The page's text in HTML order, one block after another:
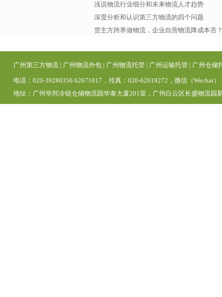
浅说物流行业细分和未来物流人才趋势
深度分析和认识第三方物流的四个问题
货主方跨界做物流，企业自营物流降成本否
广州第三方物流 | 广州物流外包 | 广州物流托管 | 广州运输托管 | 广州仓储
电话：020-39280356 62671817，传真：020-62619272，微信（Wechat
地址：广州华邦冷链仓储物流园华泰大厦201室，广州白云区长盛物流园